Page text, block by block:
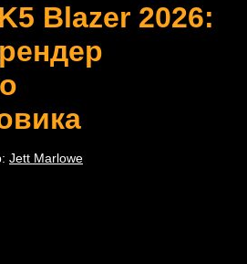
Blazer 2026:
Jett Marlowe